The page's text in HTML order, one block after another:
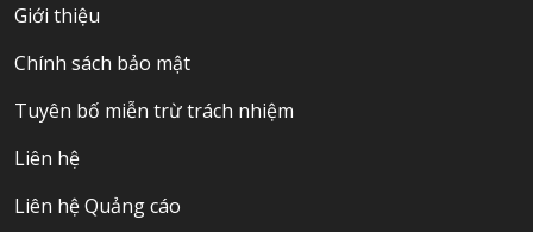
Giới thiệu
Chính sách bảo mật
Tuyên bố miễn trừ trách nhiệm
Liên hệ
Liên hệ Quảng cáo